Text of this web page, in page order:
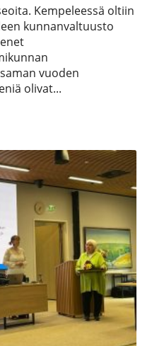
Kempeleessä oltiin
kunnanvaltuusto
vuoden
olivat...